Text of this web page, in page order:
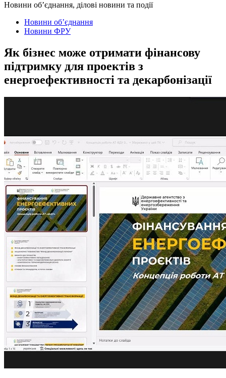
Новини об’єднання, ділові новини та події
Новини об’єднання
Новини ФРУ
Як бізнес може отримати фінансову
підтримку для проектів з
енергоефективності та декарбонізації